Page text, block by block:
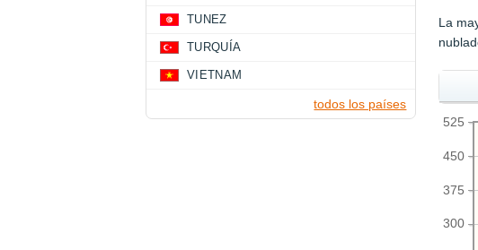
La
300
375
450
525
TUNEZ
TURQUÍA
VIETNAM
todos los países